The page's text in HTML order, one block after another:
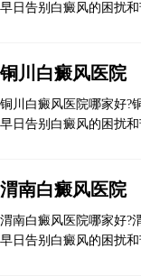
早日告别白癜风的困扰
铜川白癜风医院
铜川白癜风医院哪家好?
早日告别白癜风的困扰
渭南白癜风医院
渭南白癜风医院哪家好?
早日告别白癜风的困扰